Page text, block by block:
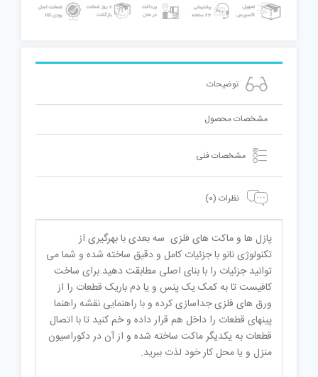
توضیحات
مشخصات محصول
مشخصات فنی
نظرات (0)
پازل ها و ماکت های فلزی سه بعدی با بهرگیری از
تکنولوژی نانو با جزئیات کامل و دقیق ساخته شده و شما می
توانید جزئیات را با بنای اصلی مطابقت دهید.برای ساخت
کافیست تا به کمک یک پنس و یا دم باریک قطعات را از
ورق های فلزی جداسازی کرده و با راهنمایی نقشه راهنما
پینهای قطعات را داخل هم قرار داده و خم کنید تا با اتصال
قطعات به یکدیگر ماکت ساخته شده و از آن در دکوراسیون
منزل و یا محل کار خود لذت ببرید.